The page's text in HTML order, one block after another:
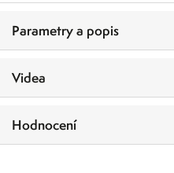
Parametry a popis
Videa
Hodnocení